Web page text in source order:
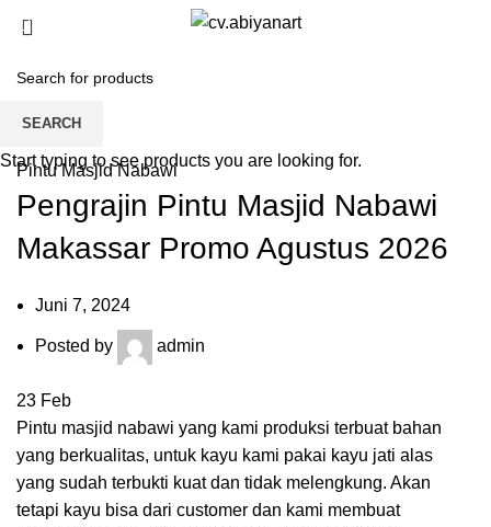
Blog
HOME
Pintu Masjid Nabawi
Pengrajin Pintu Masjid Nabawi
Makassar Promo Agustus 2026
Juni 7, 2024
Posted by admin
23 Feb
Pintu masjid nabawi yang kami produksi terbuat bahan
yang berkualitas, untuk kayu kami pakai kayu jati alas
yang sudah terbukti kuat dan tidak melengkung. Akan
tetapi kayu bisa dari customer dan kami membuat
SEARCH
Start typing to see products you are looking for.